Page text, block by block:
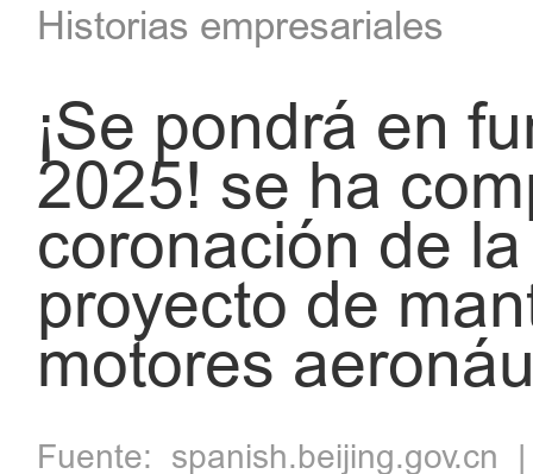
Historias empresariales
¡Se pondrá en
2025! se ha
coronación de
proyecto de
motores
Fuente: spanish.beijing.gov.cn